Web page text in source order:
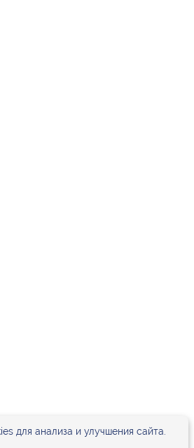
для анализа и улучшения сайта.